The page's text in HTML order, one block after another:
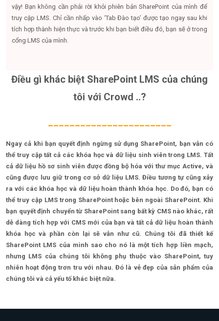
vậy! Bạn không cần phải rời khỏi phiên bản SharePoint của mình để
truy cập LMS. Chỉ cần nhấp vào ‘Tab Đào tạo’ được tạo ngay sau khi
tích hợp thành hiện thực và trước khi bạn biết điều đó, bạn sẽ ở trong
cổng LMS của mình.
Điều gì khác biệt SharePoint LMS của chúng
tôi với Crowd ..?
_______________________
Ngay cả khi bạn quyết định ngừng sử dụng SharePoint, bạn vẫn có
thể truy cập tất cả các khóa học và dữ liệu sinh viên trong LMS. Tất
cả dữ liệu hồ sơ sinh viên được đồng bộ hóa với thư mục Active, và
cũng được lưu giữ trong cơ sở dữ liệu LMS. Điều tương tự cũng xảy
ra với các khóa học và dữ liệu hoàn thành khóa học. Do đó, bạn có
thể truy cập LMS trong SharePoint hoặc bên ngoài SharePoint. Khi
bạn quyết định chuyển từ SharePoint sang bất kỳ CMS nào khác, rất
dễ dàng tích hợp với CMS mới của bạn và tất cả dữ liệu hoàn thành
khóa học và phần còn lại sẽ vẫn như cũ. Chúng tôi đã thiết kế
SharePoint LMS của mình sao cho nó là một tích hợp liền mạch,
nhưng LMS của chúng tôi không phụ thuộc vào SharePoint, tuy
nhiên hoạt động trơn tru với nhau. Đó là vẻ đẹp của sản phẩm của
chúng tôi và cả yếu tố khác biệt nữa.